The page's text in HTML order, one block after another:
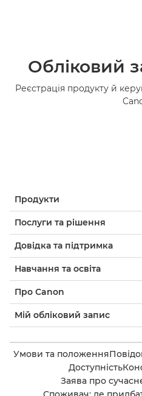
Обліковий
Реєстрація продукту й
Продукти
Послуги та рішення
Довідка та підтримка
Навчання та освіта
Про Canon
Мій обліковий запис
Умови та положення
Доступність
Заява про